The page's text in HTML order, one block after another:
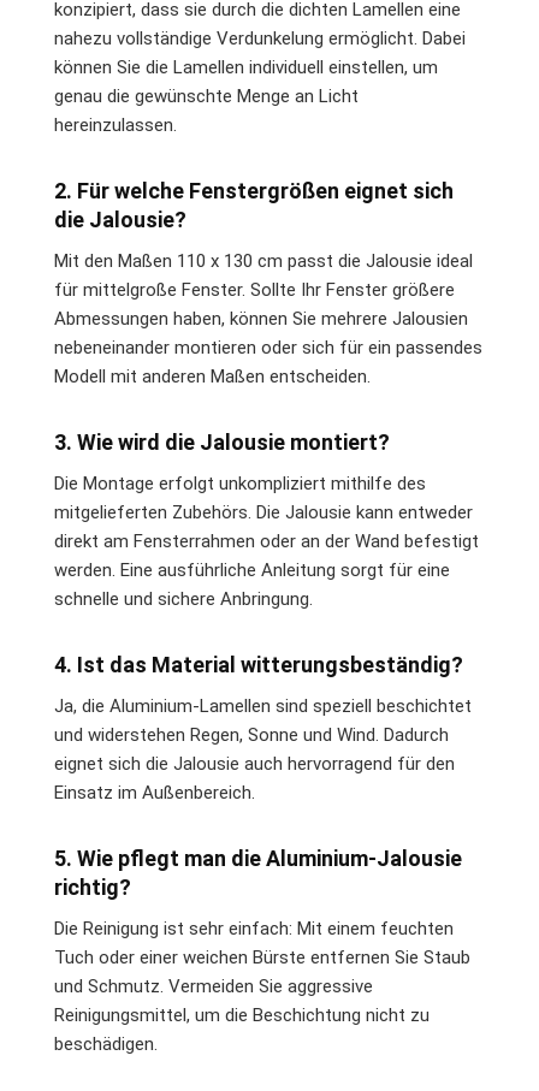
konzipiert, dass sie durch die dichten Lamellen eine
nahezu vollständige Verdunkelung ermöglicht. Dabei
können Sie die Lamellen individuell einstellen, um
genau die gewünschte Menge an Licht
hereinzulassen.
2. Für welche Fenstergrößen eignet sich
die Jalousie?
Mit den Maßen 110 x 130 cm passt die Jalousie ideal
für mittelgroße Fenster. Sollte Ihr Fenster größere
Abmessungen haben, können Sie mehrere Jalousien
nebeneinander montieren oder sich für ein passendes
Modell mit anderen Maßen entscheiden.
3. Wie wird die Jalousie montiert?
Die Montage erfolgt unkompliziert mithilfe des
mitgelieferten Zubehörs. Die Jalousie kann entweder
direkt am Fensterrahmen oder an der Wand befestigt
werden. Eine ausführliche Anleitung sorgt für eine
schnelle und sichere Anbringung.
4. Ist das Material witterungsbeständig?
Ja, die Aluminium-Lamellen sind speziell beschichtet
und widerstehen Regen, Sonne und Wind. Dadurch
eignet sich die Jalousie auch hervorragend für den
Einsatz im Außenbereich.
5. Wie pflegt man die Aluminium-Jalousie
richtig?
Die Reinigung ist sehr einfach: Mit einem feuchten
Tuch oder einer weichen Bürste entfernen Sie Staub
und Schmutz. Vermeiden Sie aggressive
Reinigungsmittel, um die Beschichtung nicht zu
beschädigen.